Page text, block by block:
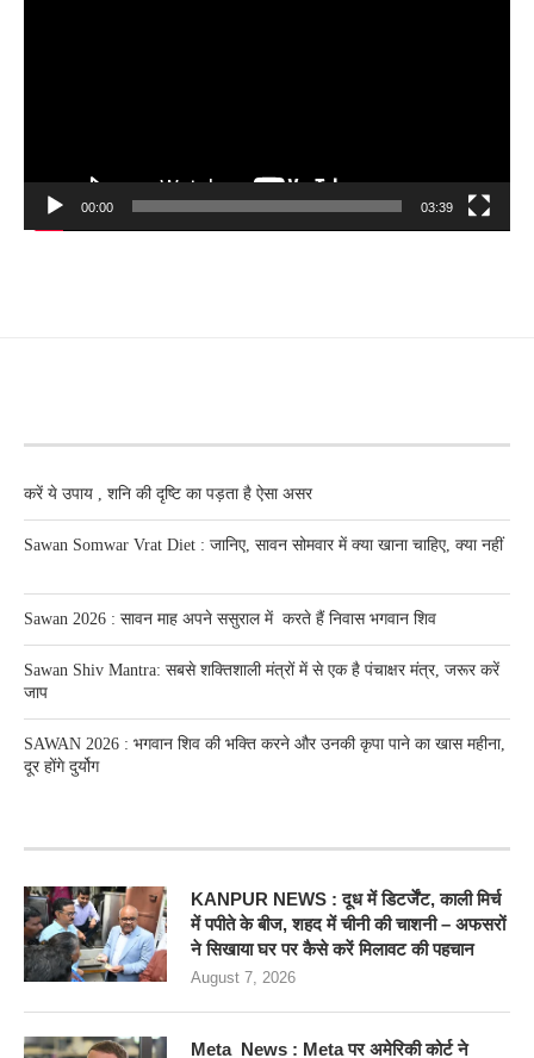
00:00 03:39
करें ये उपाय , शनि की दृष्टि का पड़ता है ऐसा असर
Sawan Somwar Vrat Diet : जानिए, सावन सोमवार में क्या खाना चाहिए, क्या नहीं
Sawan 2026 : सावन माह अपने ससुराल में करते हैं निवास भगवान शिव
Sawan Shiv Mantra: सबसे शक्तिशाली मंत्रों में से एक है पंचाक्षर मंत्र, जरूर करें
जाप
SAWAN 2026 : भगवान शिव की भक्ति करने और उनकी कृपा पाने का खास महीना,
दूर होंगे दुर्योग
KANPUR NEWS : दूध में डिटर्जेंट, काली मिर्च
में पपीते के बीज, शहद में चीनी की चाशनी – अफसरों
ने सिखाया घर पर कैसे करें मिलावट की पहचान
August 7, 2026
Meta News : Meta पर अमेरिकी कोर्ट ने